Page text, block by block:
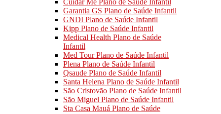
Cuidar Me Plano de Saúde Infantil
Garantia GS Plano de Saúde Infantil
GNDI Plano de Saúde Infantil
Kipp Plano de Saúde Infantil
Medical Health Plano de Saúde
Infantil
Med Tour Plano de Saúde Infantil
Plena Plano de Saúde Infantil
Qsaude Plano de Saúde Infantil
Santa Helena Plano de Saúde Infantil
São Cristovão Plano de Saúde Infantil
São Miguel Plano de Saúde Infantil
Sta Casa Mauá Plano de Saúde